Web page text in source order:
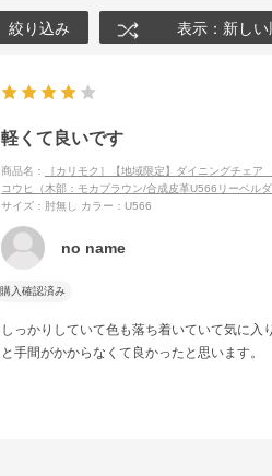
絞り込み 表示：新しい
軽くて良いです
商品名：
［カリモク］【地域限定】ダイニングチ
コウヒ（木部：モカブラウン/合成皮革U566リーベルダ
サイズ：肘無し
カラー：U566
no name
購入確認済み
しっかりしていて色も落ち着いていて気に
と手間がかからなくて良かったと思います。